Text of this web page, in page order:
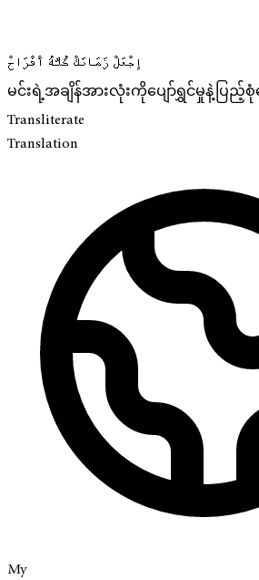
إجْعَلْ زَمَانَكْ كُلَّهُ أَفْرَاحْ
မင်းရဲ့အချိန်အားလုံးကိုပျော်ရွှင်မှုနဲ့ပြည့်စုံ
Transliterate
Translation
My